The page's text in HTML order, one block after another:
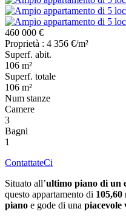
460 000 €
Proprietà : 4 356 €/m²
Superf. abit.
106 m²
Superf. totale
106 m²
Num stanze
Camere
3
Bagni
1
ContattateCi
Situato all’ultimo piano di un
questo appartamento di 105,60
piano e gode di una piacevole